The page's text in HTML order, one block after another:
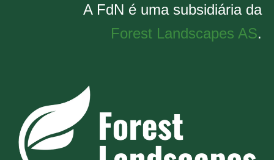
A FdN é uma subsidiária da
Forest Landscapes AS.